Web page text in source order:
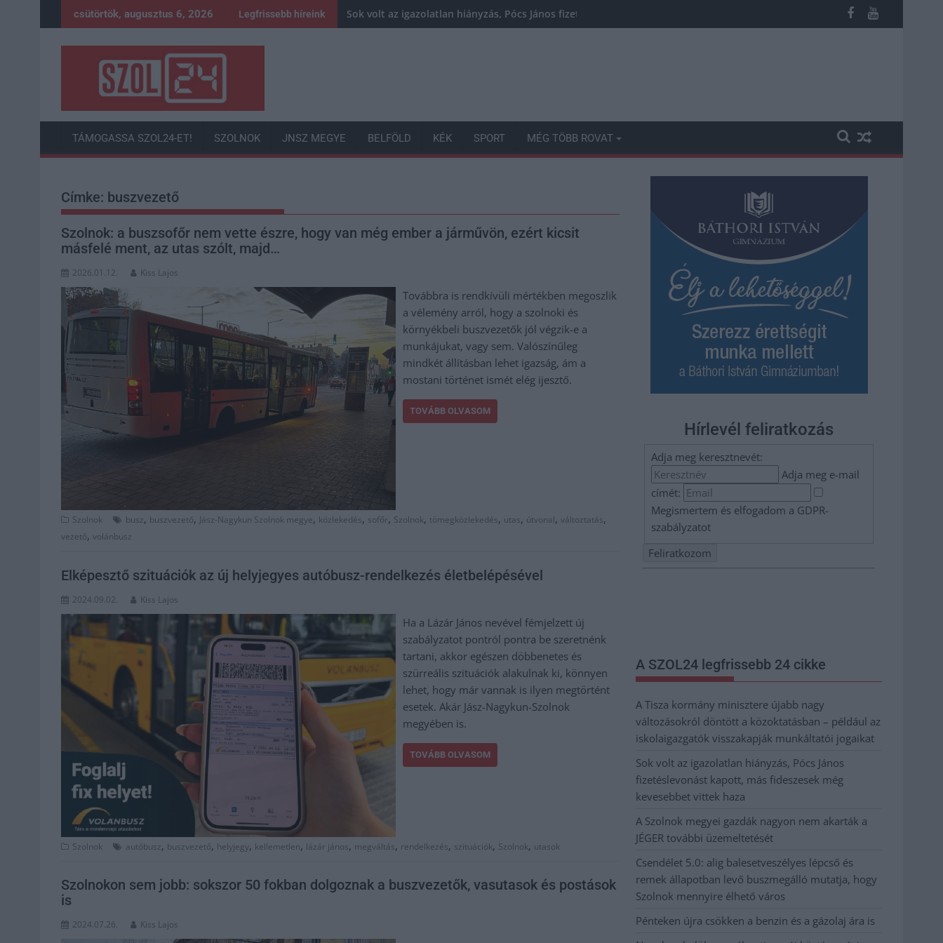
to
csütörtök, augusztus 6, 2026 Legfrissebb híreink Sok volt az igazolatlan hiányzás, Pócs János fizetéslevonást kapott, más fideszesek még kevesebbet vittek haza
TÁMOGASSA SZOL24-ET! SZOLNOK JNSZ MEGYE BELFÖLD KÉK SPORT MÉG TÖBB ROVAT
Címke: buszvezető
Szolnok: a buszsofőr nem vette észre, hogy van még ember a járművön, ezért kicsit
másfelé ment, az utas szólt, majd…
2026.01.12. Kiss Lajos
Továbbra is rendkívüli mértékben megoszlik
a vélemény arról, hogy a szolnoki és
környékbeli buszvezetők jól végzik-e a
munkájukat, vagy sem. Valószínűleg
mindkét állításban lehet igazság, ám a
mostani történet ismét elég ijesztő.
TOVÁBB OLVASOM
Szolnok busz, buszvezető, Jász-Nagykun Szolnok megye, közlekedés, sofőr, Szolnok, tömegközlekedés, utas, útvonal, változtatás,
vezető, volánbusz
Elképesztő szituációk az új helyjegyes autóbusz-rendelkezés életbelépésével
2024.09.02. Kiss Lajos
Ha a Lázár János nevével fémjelzett új
szabályzatot pontról pontra be szeretnénk
tartani, akkor egészen döbbenetes és
szürreális szituációk alakulnak ki, könnyen
lehet, hogy már vannak is ilyen megtörtént
esetek. Akár Jász-Nagykun-Szolnok
megyében is.
TOVÁBB OLVASOM
Szolnok autóbusz, buszvezető, helyjegy, kellemetlen, lázár jános, megváltás, rendelkezés, szituációk, Szolnok, utasok
Szolnokon sem jobb: sokszor 50 fokban dolgoznak a buszvezetők, vasutasok és postások
is
2024.07.26. Kiss Lajos
Hírlevél feliratkozás
Adja meg keresztnevét:
Adja meg e-mail
címét:
Megismertem és elfogadom a GDPR-
szabályzatot
A SZOL24 legfrissebb 24 cikke
A Tisza kormány minisztere újabb nagy
változásokról döntött a közoktatásban – például az
iskolaigazgatók visszakapják munkáltatói jogaikat
Sok volt az igazolatlan hiányzás, Pócs János
fizetéslevonást kapott, más fideszesek még
kevesebbet vittek haza
A Szolnok megyei gazdák nagyon nem akarták a
JÉGER további üzemeltetését
Csendélet 5.0: alig balesetveszélyes lépcső és
remek állapotban levő buszmegálló mutatja, hogy
Szolnok mennyire élhető város
Pénteken újra csökken a benzin és a gázolaj ára is